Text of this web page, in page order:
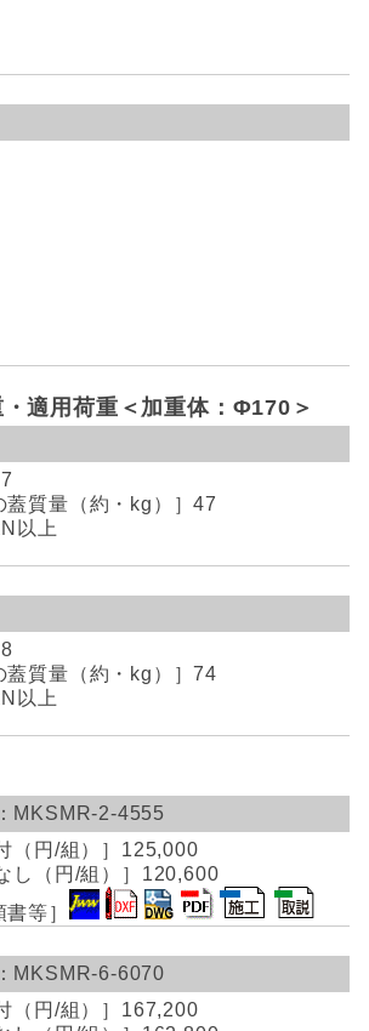
適用荷重＜加重体：Φ170＞
47
以上
74
以上
MKSMR-2-4555
125,000
120,600
MKSMR-6-6070
167,200